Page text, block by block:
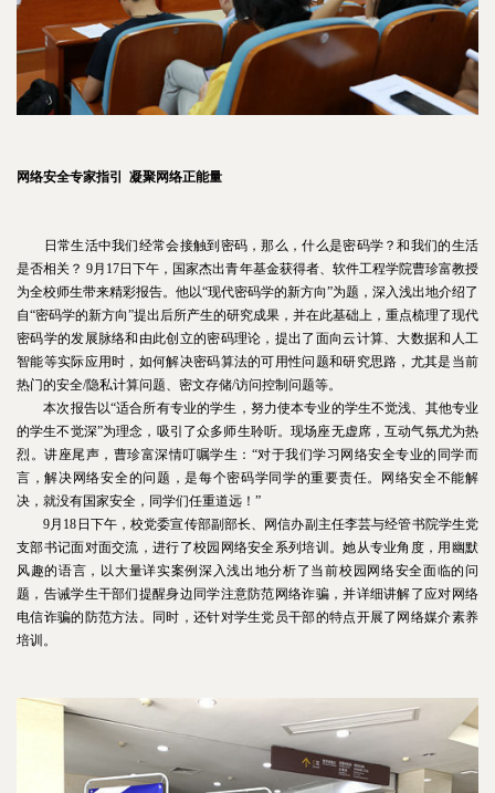
网络安全专家指引 凝聚网络正能量
日常生活中我们经常会接触到密码，那么，什么是密码学？和我们的生活
是否相关？ 9月17日下午，国家杰出青年基金获得者、软件工程学院曹珍富教授
为全校师生带来精彩报告。他以“现代密码学的新方向”为题，深入浅出地介绍了
自“密码学的新方向”提出后所产生的研究成果，并在此基础上，重点梳理了现代
密码学的发展脉络和由此创立的密码理论，提出了面向云计算、大数据和人工
智能等实际应用时，如何解决密码算法的可用性问题和研究思路，尤其是当前
热门的安全/隐私计算问题、密文存储/访问控制问题等。
本次报告以“适合所有专业的学生，努力使本专业的学生不觉浅、其他专业
的学生不觉深”为理念，吸引了众多师生聆听。现场座无虚席，互动气氛尤为热
烈。讲座尾声，曹珍富深情叮嘱学生：“对于我们学习网络安全专业的同学而
言，解决网络安全的问题，是每个密码学同学的重要责任。网络安全不能解
决，就没有国家安全，同学们任重道远！”
9月18日下午，校党委宣传部副部长、网信办副主任李芸与经管书院学生党
支部书记面对面交流，进行了校园网络安全系列培训。她从专业角度，用幽默
风趣的语言，以大量详实案例深入浅出地分析了当前校园网络安全面临的问
题，告诫学生干部们提醒身边同学注意防范网络诈骗，并详细讲解了应对网络
电信诈骗的防范方法。同时，还针对学生党员干部的特点开展了网络媒介素养
培训。